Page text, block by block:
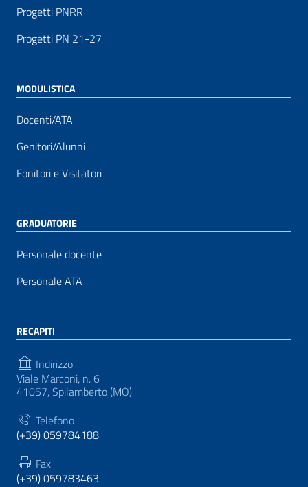
Progetti PNRR
Progetti PN 21-27
MODULISTICA
Docenti/ATA
Genitori/Alunni
Fonitori e Visitatori
GRADUATORIE
Personale docente
Personale ATA
RECAPITI
Indirizzo
Viale Marconi, n. 6
41057, Spilamberto (MO)
Telefono
(+39) 059784188
Fax
(+39) 059783463